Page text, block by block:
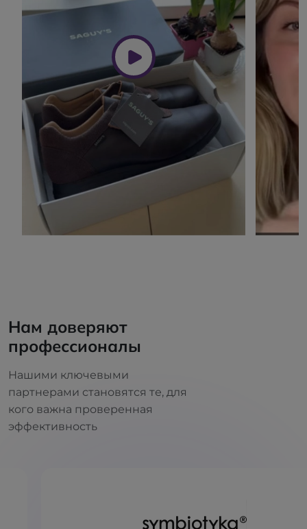
Нам доверяют
профессионалы
Нашими ключевыми
партнерами становятся те, для
кого важна проверенная
эффективность